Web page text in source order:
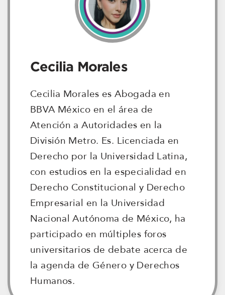
Cecilia Morales
Cecilia Morales es Abogada en
BBVA México en el área de
Atención a Autoridades en la
División Metro. Es. Licenciada en
Derecho por la Universidad Latina,
con estudios en la especialidad en
Derecho Constitucional y Derecho
Empresarial en la Universidad
Nacional Autónoma de México, ha
participado en múltiples foros
universitarios de debate acerca de
la agenda de Género y Derechos
Humanos.